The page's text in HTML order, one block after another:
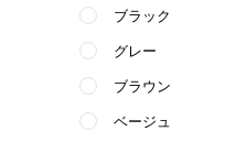
ブラック
グレー
ブラウン
ベージュ